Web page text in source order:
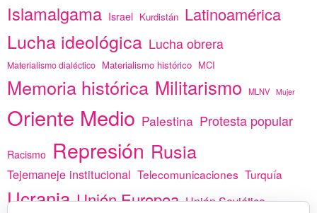
Islamalgama Israel Kurdistán Latinoamérica
Lucha ideológica Lucha obrera
Materialismo dialéctico Materialismo histórico MCI
Memoria histórica Militarismo MLNV Mujer
Oriente Medio Palestina Protesta popular
Racismo Represión Rusia
Tejemaneje institucional Telecomunicaciones Turquía
Ucrania Unión Europea Unión Soviética